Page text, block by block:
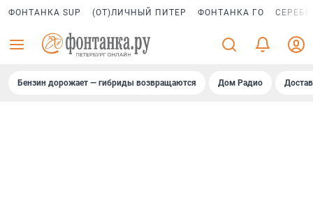
ФОНТАНКА SUP (ОТ)ЛИЧНЫЙ ПИТЕР ФОНТАНКА ГО
Бензин дорожает — гибриды возвращаются Дом Радио